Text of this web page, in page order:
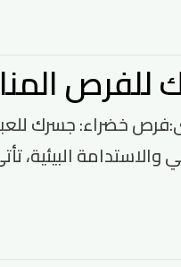
خضراء: جسرك
البيئية،